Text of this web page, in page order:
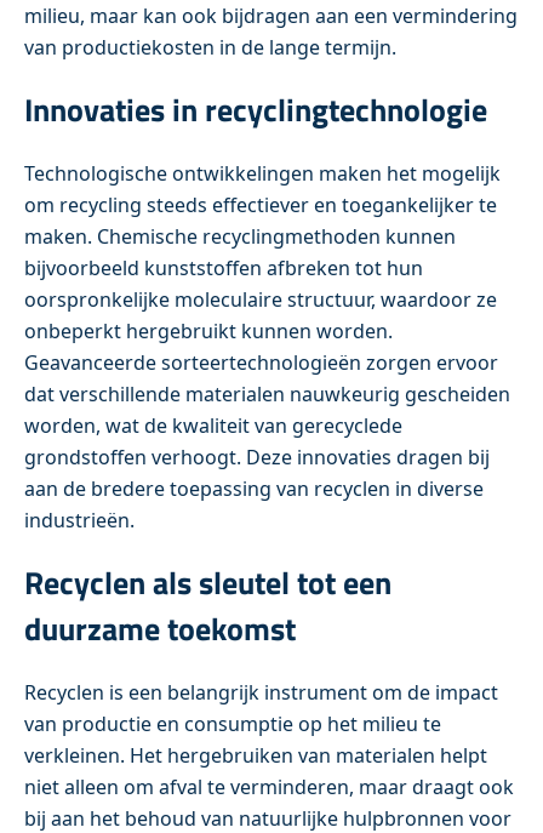
milieu, maar kan ook bijdragen aan een vermindering
van productiekosten in de lange termijn.
Innovaties in recyclingtechnologie
Technologische ontwikkelingen maken het mogelijk
om recycling steeds effectiever en toegankelijker te
maken. Chemische recyclingmethoden kunnen
bijvoorbeeld kunststoffen afbreken tot hun
oorspronkelijke moleculaire structuur, waardoor ze
onbeperkt hergebruikt kunnen worden.
Geavanceerde sorteertechnologieën zorgen ervoor
dat verschillende materialen nauwkeurig gescheiden
worden, wat de kwaliteit van gerecyclede
grondstoffen verhoogt. Deze innovaties dragen bij
aan de bredere toepassing van recyclen in diverse
industrieën.
Recyclen als sleutel tot een
duurzame toekomst
Recyclen is een belangrijk instrument om de impact
van productie en consumptie op het milieu te
verkleinen. Het hergebruiken van materialen helpt
niet alleen om afval te verminderen, maar draagt ook
bij aan het behoud van natuurlijke hulpbronnen voor